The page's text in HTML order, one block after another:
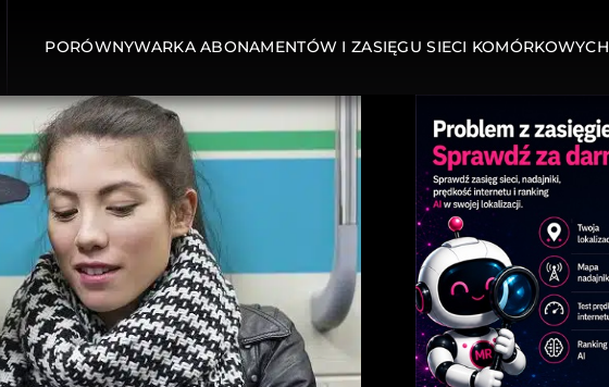
PORÓWNYWARKA ABONAMENTÓW I ZASIĘGU SIECI KOMÓRKOWYCH